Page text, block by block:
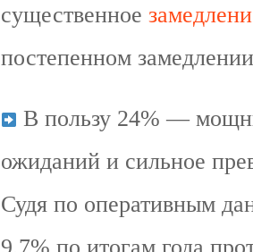
существенное
постепенном
В пользу 24% —
ожиданий и сильное
Судя по оперативным